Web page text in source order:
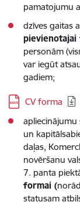
pamatojumu
dzīves gaitas
pievienotajai
personām
var iegūt
gadiem;
Lejupielādēt:
CV forma
apliecinājumu
un
daļas,
novēršanu
7. panta
formai (
statusam